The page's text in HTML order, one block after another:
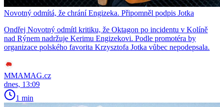
Novotný odmítá, že chrání Engizeka. Připomněl podpis Jotka
Ondřej Novotný odmítl kritiku, že Oktagon po incidentu v Kolíně
nad Rýnem nadržuje Kerimu Engizekovi. Podle promotéra by
organizace polského favorita Krzysztofa Jotka vůbec nepodepsala.
MMAMAG.cz
dnes, 13:09
1 min